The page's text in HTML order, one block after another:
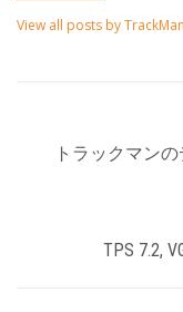
View all posts by TrackMan
トラックマン
TPS 7.2,